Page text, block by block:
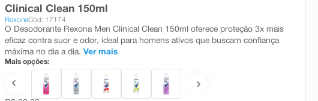
Clinical Clean 150ml
RexonaCód: 17174
O Desodorante Rexona Men Clinical Clean 150ml oferece proteção 3x mais
eficaz contra suor e odor, ideal para homens ativos que buscam confiança
máxima no dia a dia. Ver mais
Mais opções: